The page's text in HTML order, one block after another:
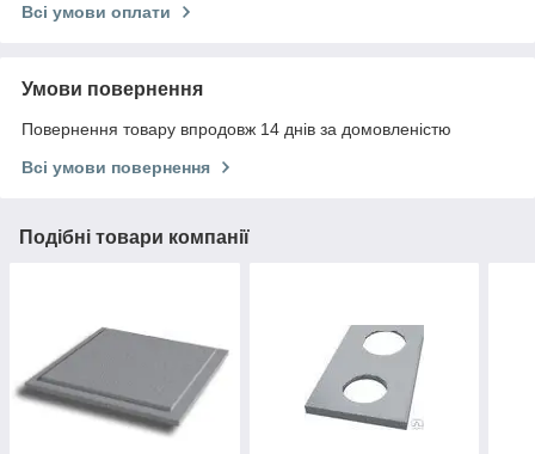
Всі умови оплати
Умови повернення
Повернення товару впродовж 14 днів за домовленістю
Всі умови повернення
Подібні товари компанії